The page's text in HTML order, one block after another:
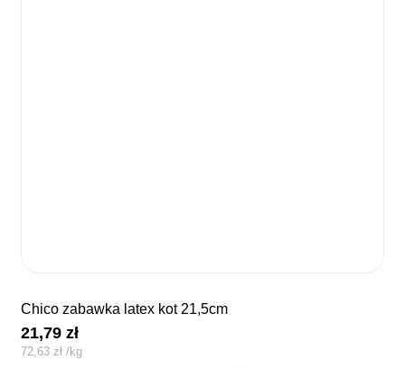
chico zabawka latex kot 21,5cm
21,79zł
72,63 zł /kg